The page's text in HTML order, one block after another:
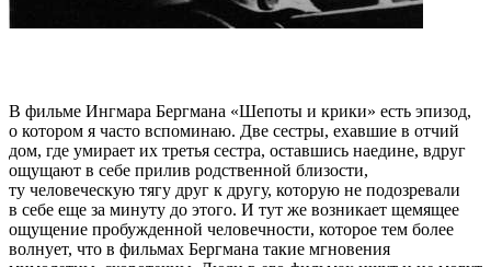
В фильме Ингмара Бергмана «Шепоты и крики» есть эпизод,
о котором я часто вспоминаю. Две сестры, ехавшие в отчий
дом, где умирает их третья сестра, оставшись наедине, вдруг
ощущают в себе прилив родственной близости,
ту человеческую тягу друг к другу, которую не подозревали
в себе еще за минуту до этого. И тут же возникает щемящее
ощущение пробужденной человечности, которое тем более
волнует, что в фильмах Бергмана такие мгновения